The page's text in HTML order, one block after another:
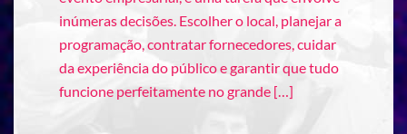
inúmeras decisões. Escolher o local, planejar a
programação, contratar fornecedores, cuidar
da experiência do público e garantir que tudo
funcione perfeitamente no grande […]